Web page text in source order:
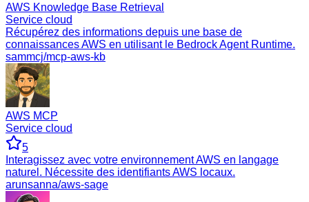
AWS Knowledge Base Retrieval
Service cloud
Récupérez des informations depuis une base de
connaissances AWS en utilisant le Bedrock Agent Runtime.
sammcj/mcp-aws-kb
AWS MCP
Service cloud
5
Interagissez avec votre environnement AWS en langage
naturel. Nécessite des identifiants AWS locaux.
arunsanna/aws-sage